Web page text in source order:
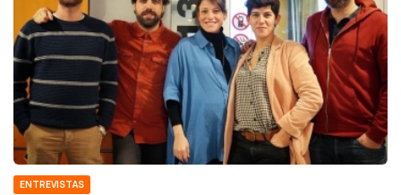
ENTREVISTAS